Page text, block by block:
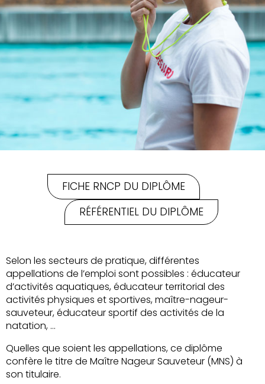
FICHE RNCP DU DIPLÔME
RÉFÉRENTIEL DU DIPLÔME
Selon les secteurs de pratique, différentes
appellations de l’emploi sont possibles : éducateur
d’activités aquatiques, éducateur territorial des
activités physiques et sportives, maître-nageur-
sauveteur, éducateur sportif des activités de la
natation, …
Quelles que soient les appellations, ce diplôme
confère le titre de Maître Nageur Sauveteur (MNS) à
son titulaire.